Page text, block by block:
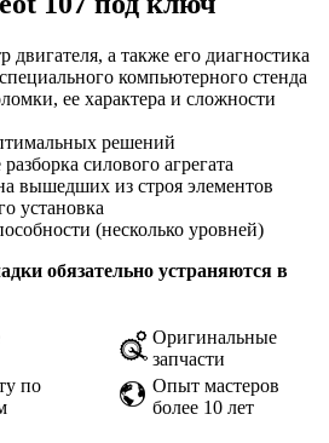
двигателя, а также его диагностика
компьютерного стенда
ее характера и сложности
решений
силового агрегата
вышедших из строя элементов
установка
(несколько уровней)
обязательно устраняются в
Оригинальные
запчасти
по
Опыт мастеров
более 10 лет